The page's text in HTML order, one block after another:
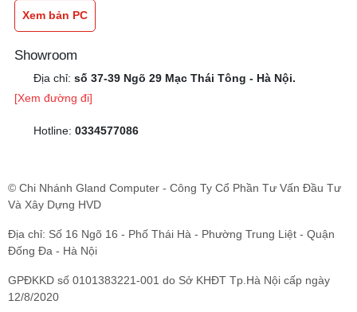
Xem bản PC
Showroom
Địa chỉ: số 37-39 Ngõ 29 Mạc Thái Tông - Hà Nội.
[Xem đường đi]
Hotline: 0334577086
© Chi Nhánh Gland Computer - Công Ty Cổ Phần Tư Vấn Đầu Tư Và
Xây Dựng HVD
Địa chỉ: Số 16 Ngõ 16 - Phố Thái Hà - Phường Trung Liệt - Quận Đống
Đa - Hà Nội
GPĐKKD số 0101383221-001 do Sở KHĐT Tp.Hà Nội cấp ngày
12/8/2020